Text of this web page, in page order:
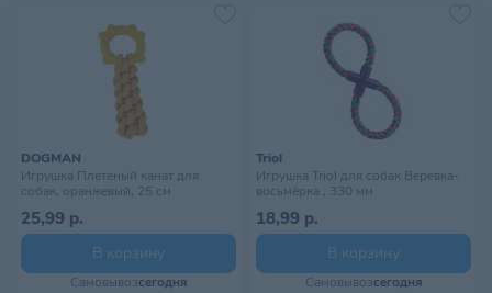
DOGMAN
Игрушка Плетеный канат для
собак, оранжевый, 25 см
25,99 р.
В корзину
Самовывозсегодня
Triol
Игрушка Triol для собак Веревка-
восьмёрка , 330 мм
18,99 р.
В корзину
Самовывозсегодня